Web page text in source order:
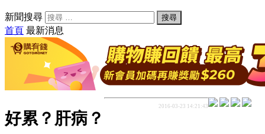
新聞搜尋
首頁 最新消息
好累？肝病？
2016-03-23 14:21:43